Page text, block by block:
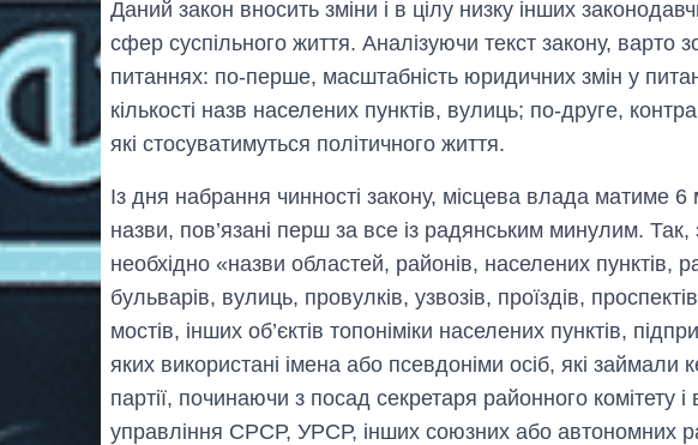
Даний закон вносить зміни і в цілу низку інших
сфер суспільного життя. Аналізуючи текст закону, варто
питаннях: по-перше, масштабність юридичних змін у
кількості назв населених пунктів, вулиць; по-друге,
які стосуватимуться політичного життя.
Із дня набрання чинності закону, місцева влада матиме 6
назви, пов’язані перш за все із радянським минулим. Так,
необхідно «назви областей, районів, населених пунктів,
бульварів, вулиць, провулків, узвозів, проїздів,
мостів, інших об’єктів топоніміки населених пунктів,
яких використані імена або псевдоніми осіб, які займали
партії, починаючи з посад секретаря районного комітету
управління СРСР, УРСР, інших союзних або автономних